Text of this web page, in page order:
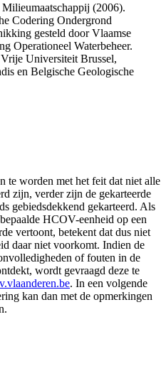
(2006).
Codering Ondergrond
gesteld door Vlaamse
Operationeel Waterbeheer.
Universiteit Brussel,
en Belgische Geologische
te worden met het feit dat niet alle
zijn, verder zijn de gekarteerde
gebiedsdekkend gekarteerd. Als
HCOV-eenheid op een
vertoont, betekent dat dus niet
daar niet voorkomt. Indien de
of fouten in de
wordt gevraagd deze te
. In een volgende
kan dan met de opmerkingen